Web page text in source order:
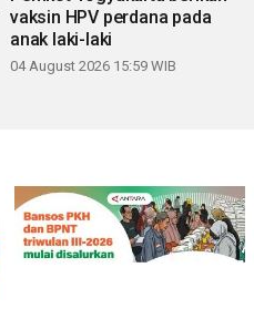
vaksin HPV perdana pada
anak laki-laki
04 August 2026 15:59 WIB